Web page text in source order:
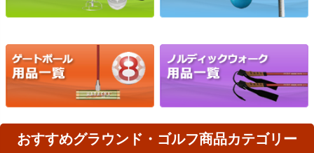
おすすめグラウンド・ゴルフ商品カテゴリー